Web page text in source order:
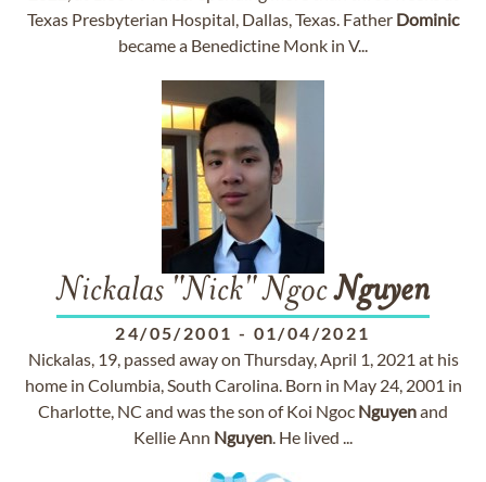
Texas Presbyterian Hospital, Dallas, Texas. Father Dominic
became a Benedictine Monk in V...
Nickalas "Nick" NgocNguyen
24/05/2001 - 01/04/2021
Nickalas, 19, passed away on Thursday, April 1, 2021 at his
home in Columbia, South Carolina. Born in May 24, 2001 in
Charlotte, NC and was the son of Koi Ngoc Nguyenand
Kellie Ann Nguyen. He lived ...